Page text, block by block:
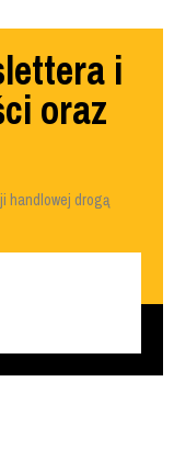
i
oraz
handlowej drogą